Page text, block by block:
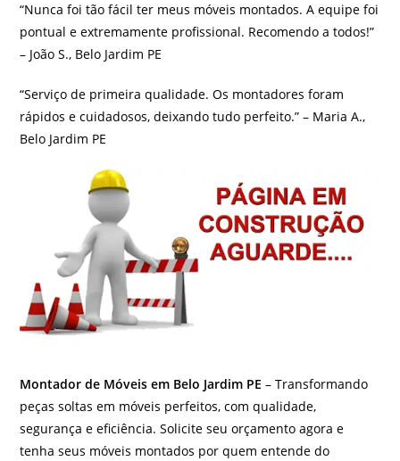
“Nunca foi tão fácil ter meus móveis montados. A equipe foi
pontual e extremamente profissional. Recomendo a todos!”
– João S., Belo Jardim PE
“Serviço de primeira qualidade. Os montadores foram
rápidos e cuidadosos, deixando tudo perfeito.” – Maria A.,
Belo Jardim PE
Montador de Móveis em Belo Jardim PE – Transformando
peças soltas em móveis perfeitos, com qualidade,
segurança e eficiência. Solicite seu orçamento agora e
tenha seus móveis montados por quem entende do